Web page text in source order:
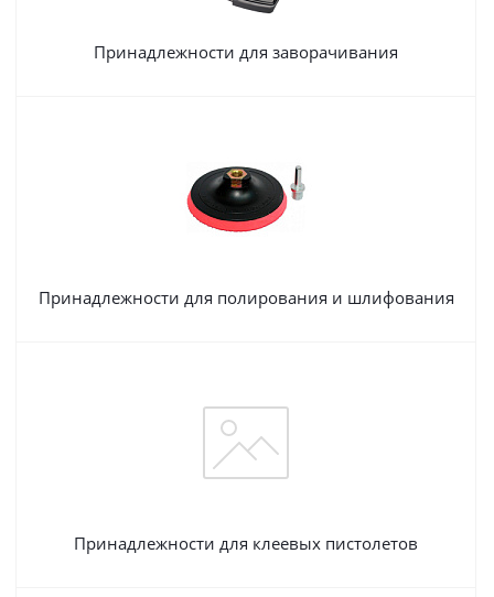
Принадлежности для заворачивания
Принадлежности для полирования и шлифования
Принадлежности для клеевых пистолетов